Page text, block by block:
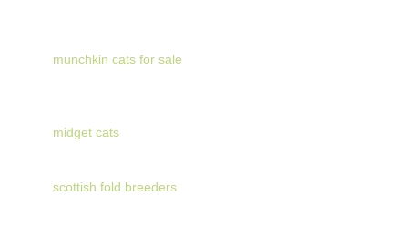
munchkin cats for sale
midget cats
scottish fold breeders